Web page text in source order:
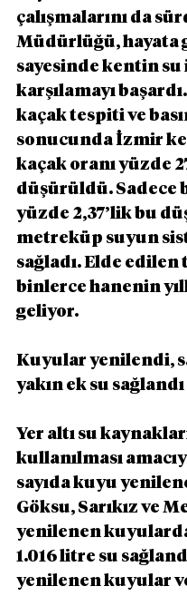
çalışmalarını da
Müdürlüğü, hayata
sayesinde kentin su
karşılamayı
kaçak tespiti ve
sonucunda İzmir
kaçak oranı yüzde
düşürüldü. Sadece
yüzde 2,37’lik bu
metreküp suyun
sağladı. Elde
binlerce hanenin
geliyor.
Kuyular yenilendi,
yakın ek su sağlandı
Yer altı su
kullanılması
sayıda kuyu
Göksu, Sarıkız ve
yenilenen
1.016 litre su
yenilenen kuyular